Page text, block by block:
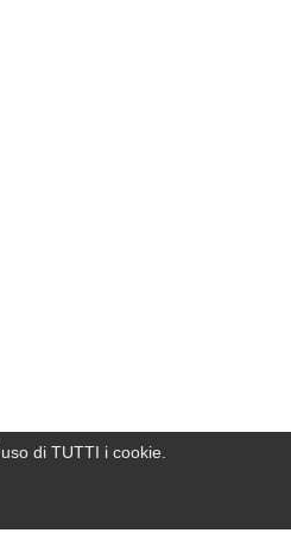
di TUTTI i cookie.